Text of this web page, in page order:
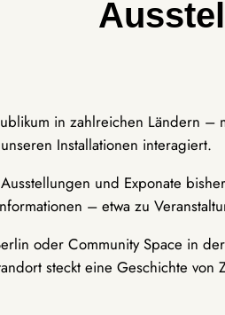
in zahlreichen Ländern
Installationen interagiert.
und Exponate
– etwa zu
oder Community Space in
steckt eine Geschichte